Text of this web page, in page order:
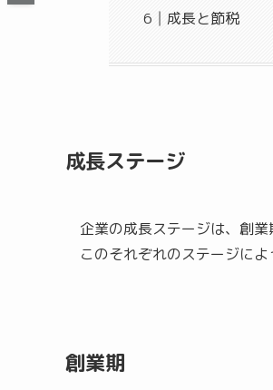
成長と節税
成長ステージ
企業の成長ステージは、創
このそれぞれのステージに
創業期